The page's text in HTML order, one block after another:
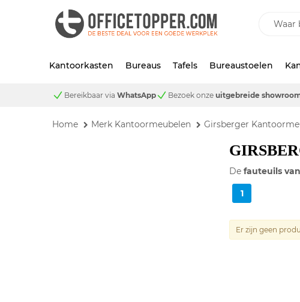
Kantoorkasten Bureaus Tafels Bureaustoelen
Bereikbaar via WhatsApp Bezoek onze uitgebreide
Home Merk Kantoormeubelen Girsberger
De fauteuils
1
Er zijn geen